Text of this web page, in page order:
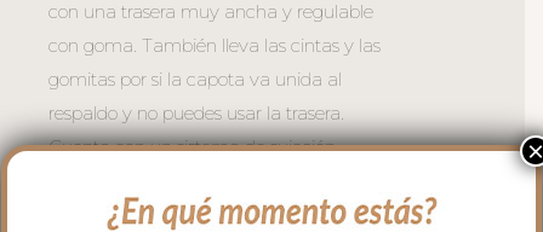
con una trasera muy ancha y regulable
con goma. También lleva las cintas y las
gomitas por si la capota va unida al
respaldo y no puedes usar la trasera.
Cuenta con un sistema de sujeción
a la funda quede mejor sujeta al
×